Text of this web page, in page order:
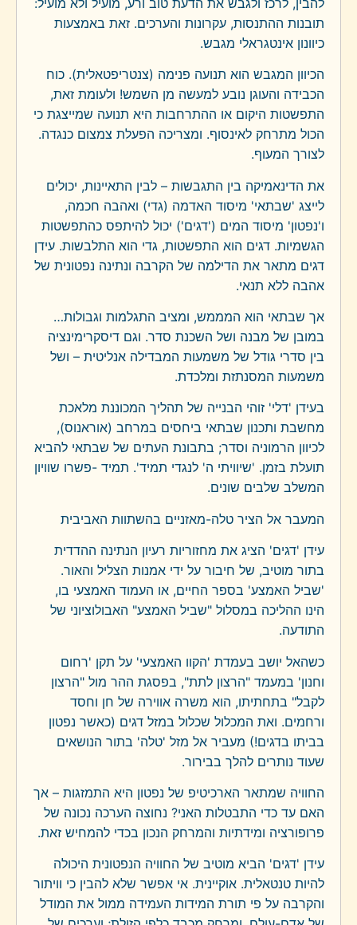
תובנות ההתנסות, עקרונות והערכים. זאת באמצעות
כיוונון אינטגראלי מגבש.
הכיוון המגבש הוא תנועה פנימה (צנטריפטאלית). כוח
הכבידה והעוגן נובע למעשה מן השמש! ולעומת זאת,
התפשטות היקום או ההתרחבות היא תנועה שמייצגת כי
הכול מתרחק לאינסוף. ומצריכה הפעלת צמצום כנגדה.
לצורך המעוף.
את הדינאמיקה בין התגבשות – לבין התאיינות, יכולים
לייצג 'שבתאי' מיסוד האדמה (גדי) ואהבה חכמה,
ו'נפטון' מיסוד המים ('דגים') יכול להיתפס כהתפשטות
הגשמיות. דגים הוא התפשטות, גדי הוא התלבשות. עידן
דגים מתאר את הדילמה של הקרבה ונתינה נפטונית של
אהבה ללא תנאי.
אך שבתאי הוא המממש, ומציב התגלמות וגבולות…
במובן של מבנה ושל השכנת סדר. וגם דיסקרימינציה
בין סדרי גודל של משמעות המבדילה אנליטית – ושל
משמעות המסנתזת ומלכדת.
בעידן 'דלי' זוהי הבנייה של תהליך המכוננת מלאכת
מחשבת ותכנון שבתאי ביחסים במרחב (אוראנוס),
לכיוון הרמוניה וסדר; בתבונת העתים של שבתאי להביא
תועלת בזמן. 'שיוויתי ה' לנגדי תמיד'. תמיד -פשרו שוויון
המשלב שלבים שונים.
המעבר אל הציר טלה-מאזניים בהשתוות האביבית
עידן 'דגים' הציג את מחזוריות רעיון הנתינה ההדדית
בתור מוטיב, של חיבור על ידי אמנות הצליל והאור.
'שביל האמצע' בספר החיים, או העמוד האמצעי בו,
הינו ההליכה במסלול "שביל האמצע" האבולוציוני של
התודעה.
כשהאל יושב בעמדת 'הקוו האמצעי' על תקן 'רחום
וחנון' במעמד "הרצון לתת", בפסגת ההר מול "הרצון
לקבל" בתחתיתו, הוא משרה אווירה של חן וחסד
ורחמים. ואת המכלול שכלול במזל דגים (כאשר נפטון
בביתו בדגים!) מעביר אל מזל 'טלה' בתור הנושאים
שעוד נותרים להלך בבירור.
החוויה שמתאר הארכיטיפ של נפטון היא התמזגות – אך
האם עד כדי התבטלות האני? נחוצה הערכה נכונה של
פרופורציה ומידתיות והמרחק הנכון בכדי להמחיש זאת.
עידן 'דגים' הביא מוטיב של החוויה הנפטונית היכולה
להיות טנטאלית. אוקיינית. אי אפשר שלא להבין כי וויתור
והקרבה על פי תורת המידות העמידה ממול את המודל